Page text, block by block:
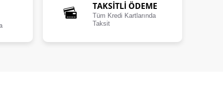
TAKSİTLİ ÖDEME
Tüm Kredi Kartlarında
Taksit